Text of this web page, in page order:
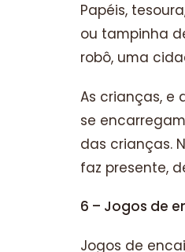
Papéis,
ou tampinha
robô, uma
As crianças, e
se
das crianças.
faz presente,
6 – Jogos de
Jogos de